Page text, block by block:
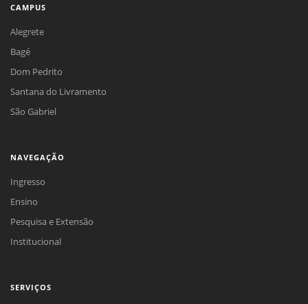
CAMPUS
Alegrete
Bagé
Dom Pedrito
Santana do Livramento
São Gabriel
NAVEGAÇÃO
Ingresso
Ensino
Pesquisa e Extensão
Institucional
SERVIÇOS